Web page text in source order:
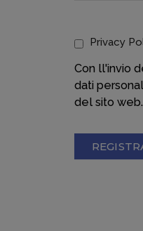
Privacy
Con ll'invio
dati
del sito web.